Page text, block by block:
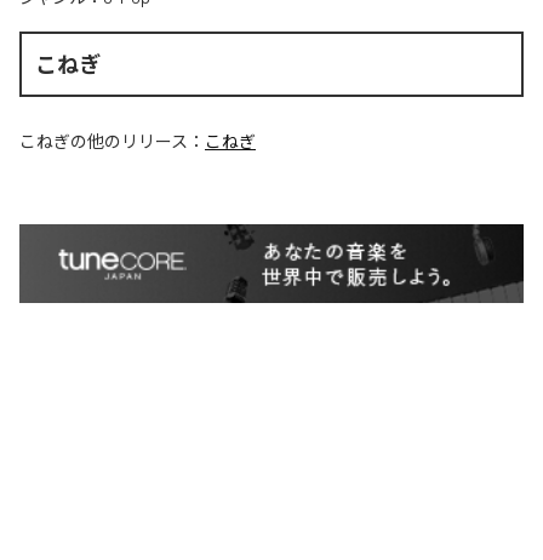
こねぎ
こねぎの他のリリース： こねぎ